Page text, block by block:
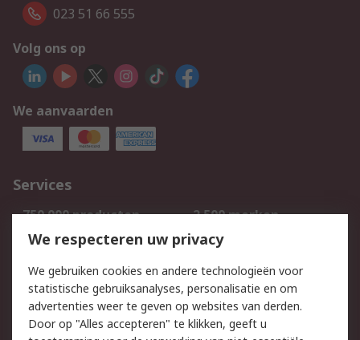
023 51 66 555
Volg ons op
We aanvaarden
Services
750.000 producten
2.500 merken
Bestellen
Inkoopoplossingen
Track & Trace
Wettelijk
We respecteren uw privacy
We gebruiken cookies en andere technologieën voor
statistische gebruiksanalyses, personalisatie en om
advertenties weer te geven op websites van derden.
Door op "Alles accepteren" te klikken, geeft u